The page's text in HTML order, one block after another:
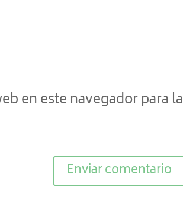
en este navegador para la